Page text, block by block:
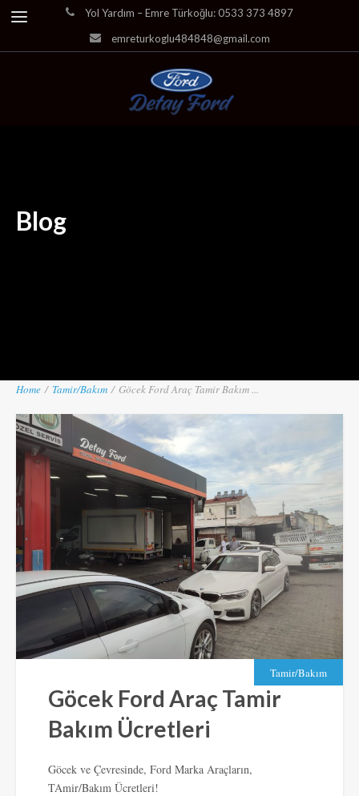
Yol Yardım – Emre Türkoğlu: 0533 373 4897
emreturkoglu484848@gmail.com
Blog
Home / Tamir/Bakım / Göcek Ford Araç Tamir Bakım ...
Tamir/Bakım
Göcek Ford Araç Tamir
Bakım Ücretleri
Göcek ve Çevresinde, Ford Marka Araçların,
TAmir/Bakım Ücretleri!